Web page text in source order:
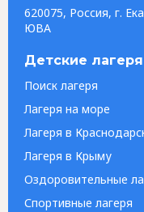
620075, Россия, г.
ЮВА
Детские лагеря
Поиск лагеря
Лагеря на море
Лагеря в
Лагеря в Крыму
Оздоровительные
Спортивные лагеря